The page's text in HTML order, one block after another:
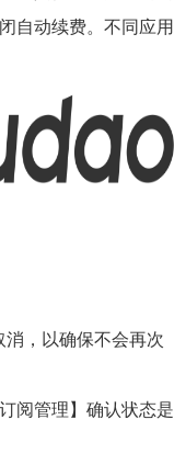
自动续费。不同应用
，以确保不会再次
阅管理】确认状态是